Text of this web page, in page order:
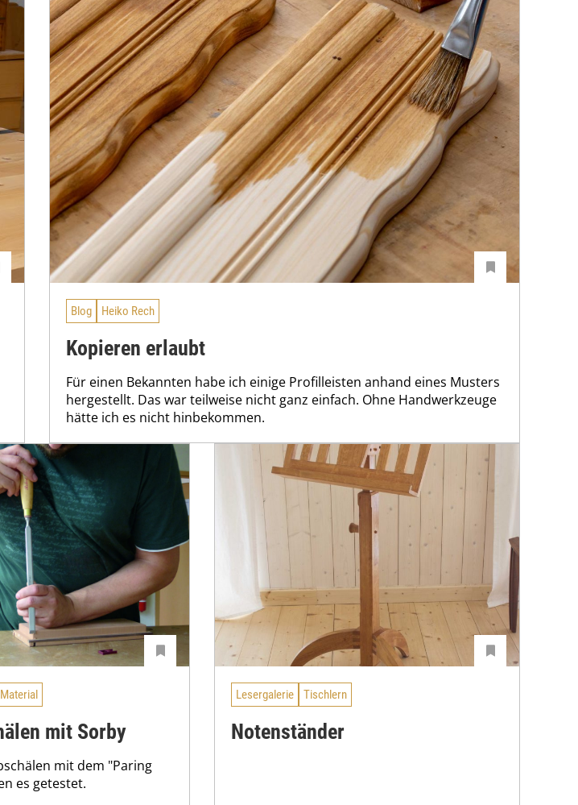
Blog Heiko Rech
Kopieren erlaubt
Für einen Bekannten habe ich einige Profilleisten anhand eines Musters
hergestellt. Das war teilweise nicht ganz einfach. Ohne Handwerkzeuge
hätte ich es nicht hinbekommen.
mit Sorby
mit dem "Paring
es getestet.
Lesergalerie Tischlern
Notenständer